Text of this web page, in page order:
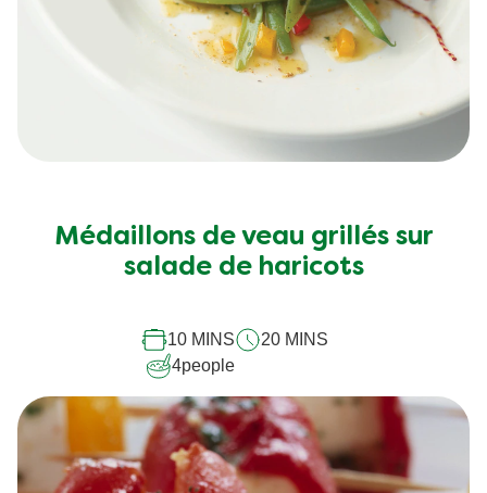
Médaillons de veau grillés sur
salade de haricots
10 MINS
20 MINS
4people